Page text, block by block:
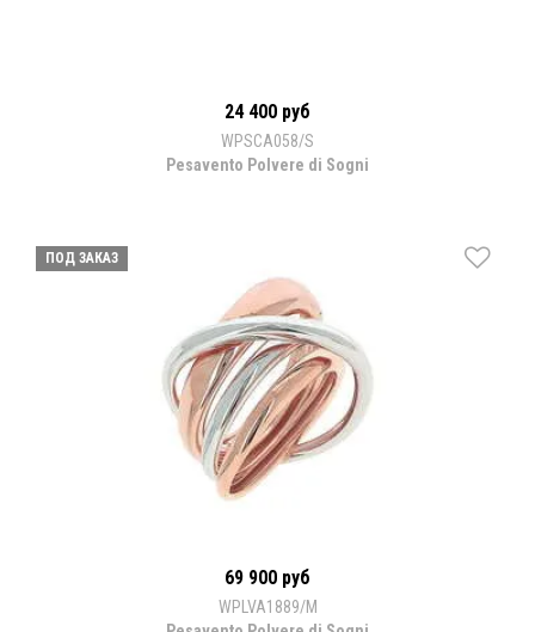
24 400 руб
WPSCA058/S
Pesavento Polvere di Sogni
ПОД ЗАКАЗ
69 900 руб
WPLVA1889/M